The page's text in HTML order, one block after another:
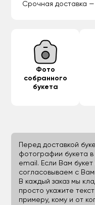
Срочная доставка
Фото
собранного
букета
Перед доставкой
фотографии букета
email. Если Вам
согласовываем с
В каждый заказ мы
просто укажите
примеру, кому и от